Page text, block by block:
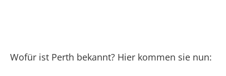
Wofür ist Perth bekannt? Hier kommen sie nun: